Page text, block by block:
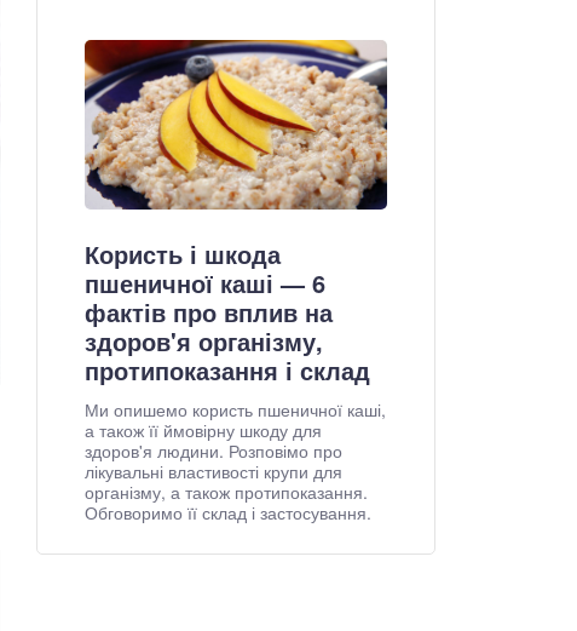
Користь і шкода
пшеничної каші — 6
фактів про вплив на
здоров'я організму,
протипоказання і склад
Ми опишемо користь пшеничної каші,
а також її ймовірну шкоду для
здоров'я людини. Розповімо про
лікувальні властивості крупи для
організму, а також протипоказання.
Обговоримо її склад і застосування.